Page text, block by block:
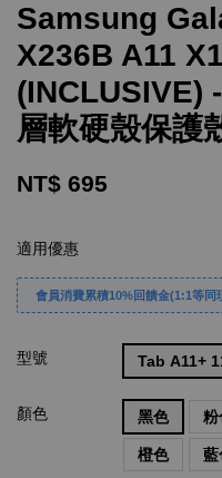
Samsung
X236B A11
(INCLUSIVE)
層軟硬殼保護
NT$ 695
適用優惠
會員消費累積10%回饋金(1:1等同
型號 Tab A11+
顏色 黑色 粉
橙色 藍